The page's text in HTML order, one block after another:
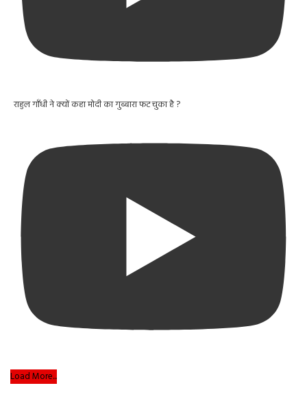
राहुल गाँधी ने क्यों कहा मोदी का गुब्बारा फट चुका है ?
Load More...